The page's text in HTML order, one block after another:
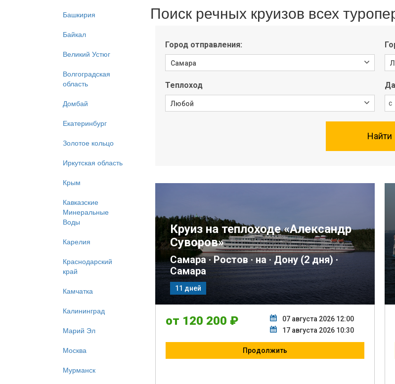
Башкирия
Байкал
Великий Устюг
Волгоградская
область
Домбай
Екатеринбург
Золотое кольцо
Иркутская область
Крым
Кавказские
Минеральные
Воды
Карелия
Краснодарский
край
Камчатка
Калининград
Марий Эл
Москва
Мурманск
Поиск речных круизов всех